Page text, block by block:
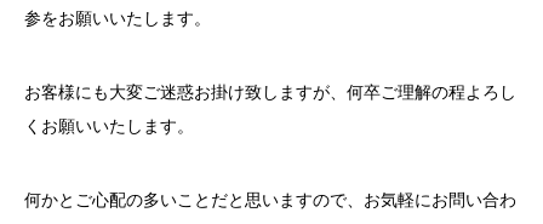
参をお願いいたします。
お客様にも大変ご迷惑お掛け致しますが、何卒ご理解の程よろし
くお願いいたします。
何かとご心配の多いことだと思いますので、お気軽にお問い合わ